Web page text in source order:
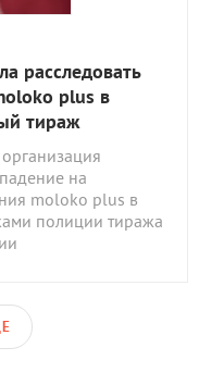
расследовать
plus в
тираж
на
moloko plus в
полиции тиража